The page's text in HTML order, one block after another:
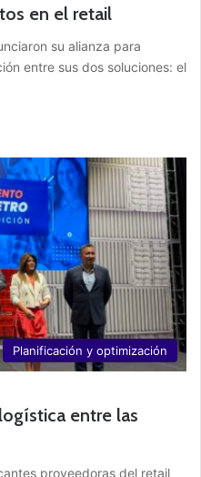
en el retail
su alianza para
entre sus dos soluciones: el
Planificación y optimización
entre las
proveedoras del retail